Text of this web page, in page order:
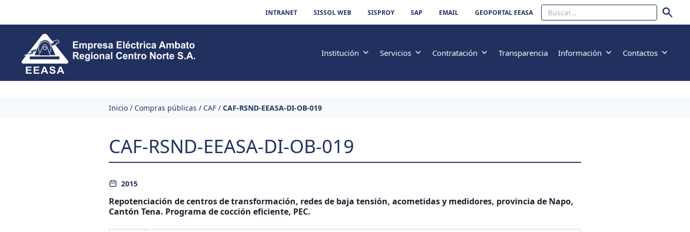
INTRANET SISSOL WEB SISPROY SAP EMAIL GEOPORTAL EEASA Buscar
Institución Servicios Contratación Transparencia Información Contactos
Inicio / Compras públicas / CAF / CAF-RSND-EEASA-DI-OB-019
CAF-RSND-EEASA-DI-OB-019
2015
Repotenciación de centros de transformación, redes de baja tensión, acometidas y medidores, provincia de Napo,
Cantón Tena. Programa de cocción eficiente, PEC.